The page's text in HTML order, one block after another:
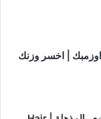
اوزمبك | اخسر وزنك